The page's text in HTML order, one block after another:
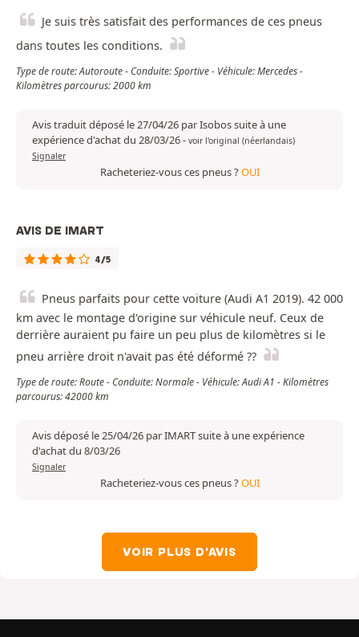
Je suis très satisfait des performances de ces pneus
dans toutes les conditions.
Type de route: Autoroute - Conduite: Sportive - Véhicule: Mercedes -
Kilomètres parcourus: 2000 km
Avis traduit déposé le 27/04/26 par Isobos suite à une
expérience d'achat du 28/03/26- voir l'original (néerlandais)
Signaler
Racheteriez-vous ces pneus ?OUI
AVIS DE IMART
4/5
Pneus parfaits pour cette voiture (Audi A1 2019). 42 000
km avec le montage d'origine sur véhicule neuf. Ceux de
derrière auraient pu faire un peu plus de kilomètres si le
pneu arrière droit n'avait pas été déformé ??
Type de route: Route - Conduite: Normale - Véhicule: Audi A1 - Kilomètres
parcourus: 42000 km
Avis déposé le 25/04/26 par IMART suite à une expérience
d'achat du 8/03/26
Signaler
Racheteriez-vous ces pneus ?OUI
VOIR PLUS D'AVIS